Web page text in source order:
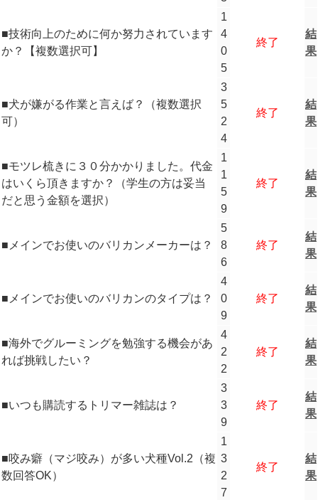
■技術向上のために何か努力されています
か？【複数選択可】
1
4
0
5
終了
結
果
■犬が嫌がる作業と言えば？（複数選択
可）
3
5
2
4
終了
結
果
■モツレ梳きに３０分かかりました。代金
はいくら頂きますか？（学生の方は妥当
だと思う金額を選択）
1
1
5
9
終了
結
果
■メインでお使いのバリカンメーカーは？
5
8
6
終了
結
果
■メインでお使いのバリカンのタイプは？
4
0
9
終了
結
果
■海外でグルーミングを勉強する機会があ
れば挑戦したい？
4
2
2
終了
結
果
■いつも購読するトリマー雑誌は？
3
3
9
終了
結
果
■咬み癖（マジ咬み）が多い犬種Vol.2（複
数回答OK）
1
3
2
7
終了
結
果